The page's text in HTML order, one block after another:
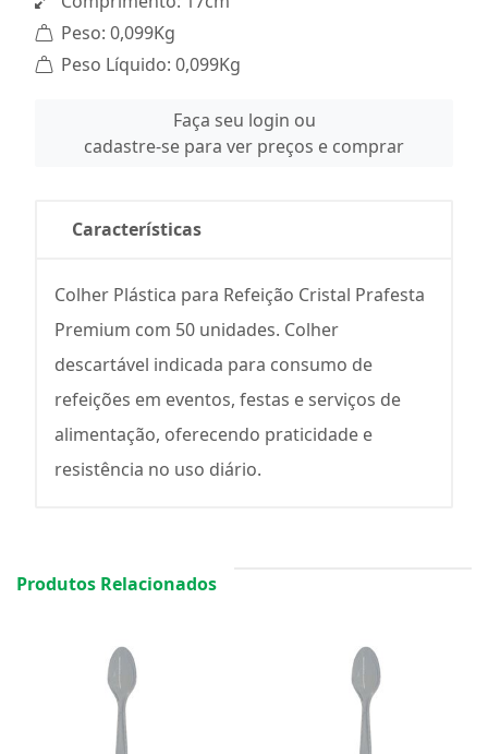
Peso: 0,099Kg
Peso Líquido: 0,099Kg
Faça seu login ou
cadastre-se para ver preços e comprar
Características
Colher Plástica para Refeição Cristal Prafesta
Premium com 50 unidades. Colher
descartável indicada para consumo de
refeições em eventos, festas e serviços de
alimentação, oferecendo praticidade e
resistência no uso diário.
Produtos Relacionados